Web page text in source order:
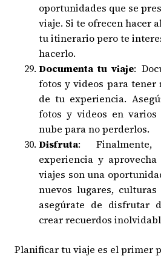
oportunidades que se
viaje. Si te ofrecen hacer
tu itinerario pero te
hacerlo.
Documenta tu viaje:
fotos y videos para tener
de tu experiencia.
fotos y videos en
nube para no perderlos.
Disfruta:
experiencia y
viajes son una
nuevos lugares,
asegúrate de disfrutar
crear recuerdos
Planificar tu viaje es el primer